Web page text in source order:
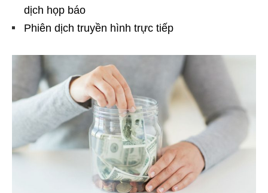
dịch họp báo
Phiên dịch truyền hình trực tiếp